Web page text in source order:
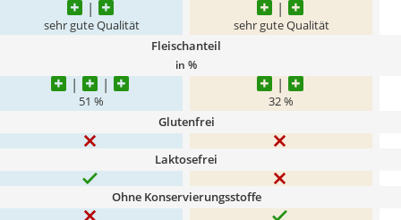
sehr gute Qualität sehr gute Qualität
Fleischanteil
in %
51 % 32 %
Glutenfrei
Laktosefrei
Ohne Konservierungsstoffe